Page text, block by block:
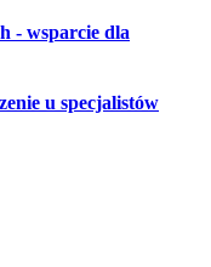
- wsparcie dla
u specjalistów